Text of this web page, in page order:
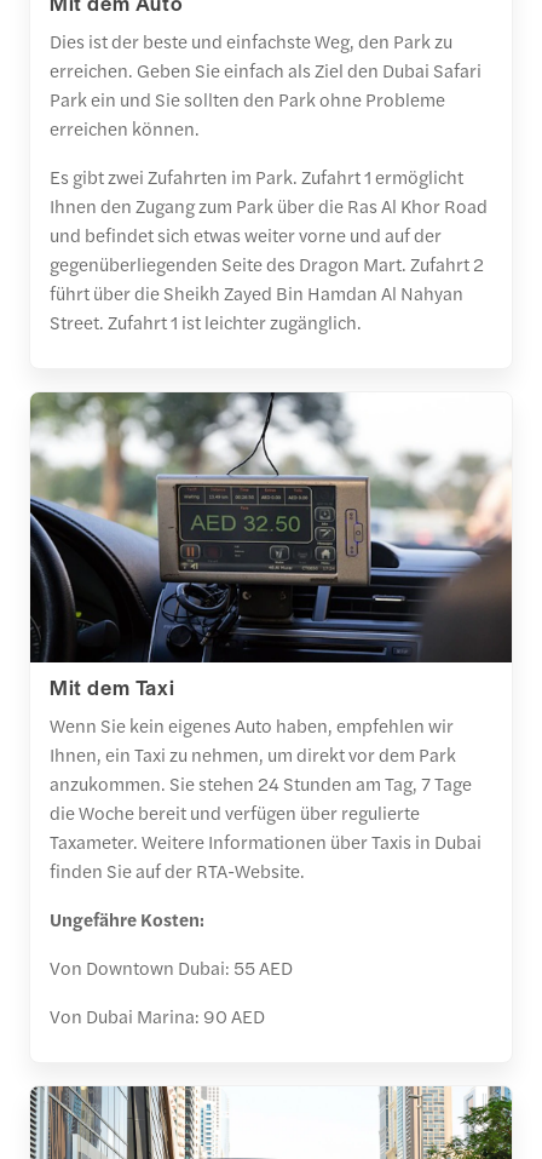
Dies ist der beste und einfachste Weg, den Park zu
erreichen. Geben Sie einfach als Ziel den Dubai Safari
Park ein und Sie sollten den Park ohne Probleme
erreichen können.
Es gibt zwei Zufahrten im Park. Zufahrt 1 ermöglicht
Ihnen den Zugang zum Park über die Ras Al Khor Road
und befindet sich etwas weiter vorne und auf der
gegenüberliegenden Seite des Dragon Mart. Zufahrt 2
führt über die Sheikh Zayed Bin Hamdan Al Nahyan
Street. Zufahrt 1 ist leichter zugänglich.
Mit dem Taxi
Wenn Sie kein eigenes Auto haben, empfehlen wir
Ihnen, ein Taxi zu nehmen, um direkt vor dem Park
anzukommen. Sie stehen 24 Stunden am Tag, 7 Tage
die Woche bereit und verfügen über regulierte
Taxameter. Weitere Informationen über Taxis in Dubai
finden Sie auf der RTA-Website.
Ungefähre Kosten:
Von Downtown Dubai: 55 AED
Von Dubai Marina: 90 AED